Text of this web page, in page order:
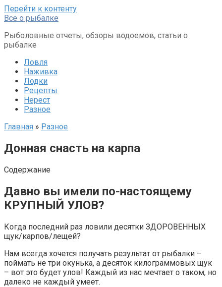
Перейти к контенту
Все о рыбалке
Рыболовные отчеты, обзоры водоемов, статьи о
рыбалке
Ловля
Наживка
Лодки
Рецепты
Нерест
Разное
Главная » Разное
Донная снасть на карпа
Содержание
Давно вы имели по-настоящему
КРУПНЫЙ УЛОВ?
Когда последний раз ловили десятки ЗДОРОВЕННЫХ
щук/карпов/лещей?
Нам всегда хочется получать результат от рыбалки –
поймать не три окунька, а десяток килограммовых щук
– вот это будет улов! Каждый из нас мечтает о таком, но
далеко не каждый умеет.